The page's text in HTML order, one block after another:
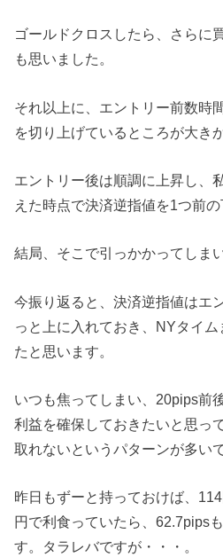
ゴールドクロスしたら、さらに
も思いました。
それ以上に、エントリー前数時
を切り上げているところが大き
エントリー後は順調に上昇し、
えた時点で決済逆指値を1つ前
結局、そこで引っかかってしま
今振り返ると、決済逆指値はエ
っと上に入れておき、NYタイ
たと思います。
いつも焦ってしまい、20pips前
利益を確保しておきたいと思っ
取れないというパターンが多いで
昨日もずーと持っておけば、
円で利食っていたら、62.7pips
す。タラレバですが・・・。